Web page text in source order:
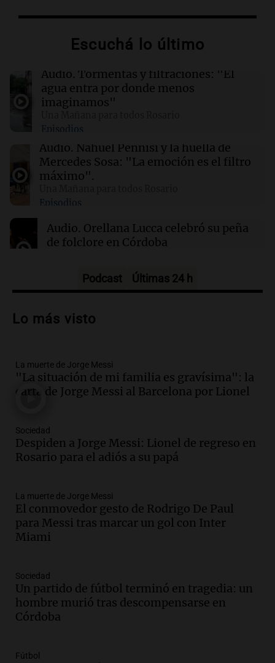
Clima
este domingo 9 de agosto
00:21 Clima
este domingo 9 de agosto
00:16 Clima
Clima en Santa Fe: cómo estará el tiempo este
Escuchá lo último
Audio. Tormentas y filtraciones: "El
agua entra por donde menos
imaginamos"
Episodios
Audio. Nahuel Pennisi y la huella de
Mercedes Sosa: "La emoción es el filtro
máximo".
Episodios
Audio. Orellana Lucca celebró su peña
de folclore en Córdoba
Audio.Trágico accidente en Mendoza:
vehículos desde un puente
Audio.Tragedia en Mendoza: un muerto
y cinco heridos tras caer dos autos desde
un puente
Episodios
Audio.Messi llegará esta noche a
Rosario para acompañar a su familia
Episodios
Audio.Ley de Propiedad Privada: el revés
en el Congreso expuso una debilidad
comunicacional del Gobierno
Episodios
Audio.Casabindo se prepara para una
celebración única: 30.000 turistas y el
tradicional Toreo de la Vincha
Podcast Últimas 24 h
Lo más visto
La muerte de Jorge Messi
"La situación de mi familia es gravísima": la
carta de Jorge Messi al Barcelona por Lionel
Sociedad
Despiden a Jorge Messi: Lionel de regreso en
Rosario para el adiós a su papá
La muerte de Jorge Messi
El conmovedor gesto de Rodrigo De Paul
para Messi tras marcar un gol con Inter
Miami
Sociedad
Un partido de fútbol terminó en tragedia: un
hombre murió tras descompensarse en
Córdoba
Fútbol